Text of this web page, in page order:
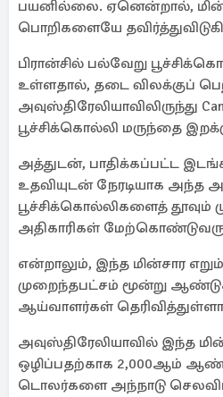
பயனில்லை. ஏனென்றால்,
பொறிகளையே
பிரான்சில் பல்வேறு
உள்ளதால், தடை விலக்குப்
அவுஸ்திரேலியாவிலிருந்து
பூச்சிக்கொல்லி மருந்தை
அத்துடன், பாதிக்கப்பட்ட
உதவியுடன் நேரடியாக அந்த
பூச்சிக்கொல்லிகளைத் தூவும்
அதிகாரிகள்
என்றாலும், இந்த மின்சார
முறைந்தபட்சம் மூன்று
ஆய்வாளர்கள்
அவுஸ்திரேலியாவில் இந்த
ஒழிப்பதற்காக 2,000ஆம்
டொலர்களை அந்நாடு